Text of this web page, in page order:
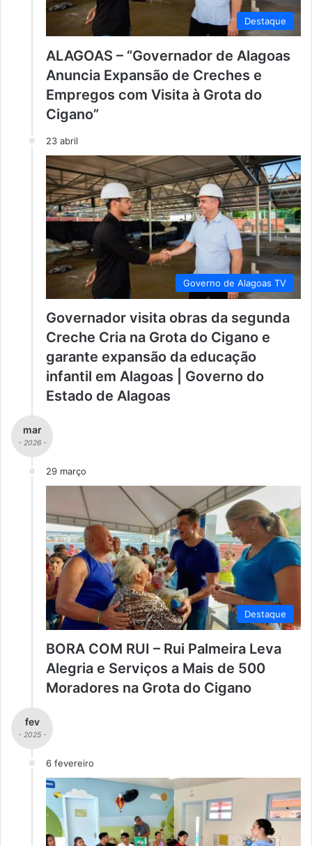
Destaque
ALAGOAS – “Governador de Alagoas
Anuncia Expansão de Creches e
Empregos com Visita à Grota do
Cigano”
23 abril
Governo de Alagoas TV
Governador visita obras da segunda
Creche Cria na Grota do Cigano e
garante expansão da educação
infantil em Alagoas | Governo do
Estado de Alagoas
mar
- 2026 -
29 março
Destaque
BORA COM RUI – Rui Palmeira Leva
Alegria e Serviços a Mais de 500
Moradores na Grota do Cigano
fev
- 2025 -
6 fevereiro